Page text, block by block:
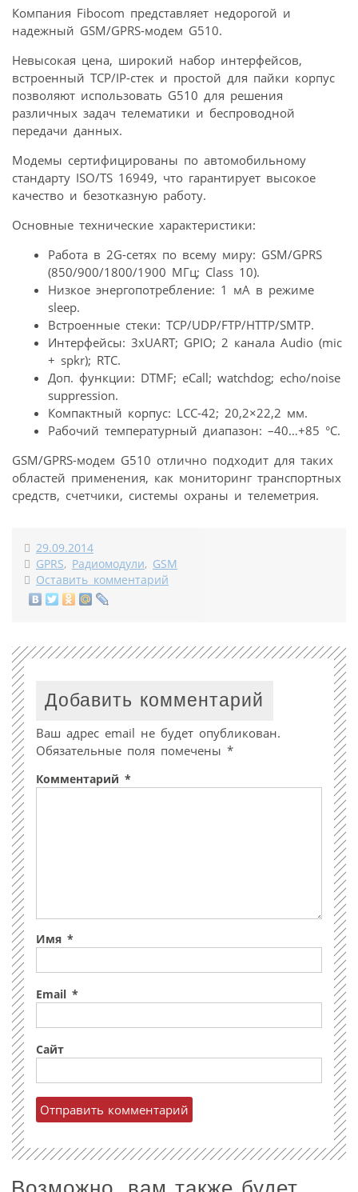
Компания Fibocom представляет недорогой и
надежный GSM/GPRS-модем G510.
Невысокая цена, широкий набор интерфейсов,
встроенный TCP/IP-стек и простой для пайки корпус
позволяют использовать G510 для решения
различных задач телематики и беспроводной
передачи данных.
Модемы сертифицированы по автомобильному
стандарту ISO/TS 16949, что гарантирует высокое
качество и безотказную работу.
Основные технические характеристики:
Работа в 2G-сетях по всему миру: GSM/GPRS
(850/900/1800/1900 МГц; Class 10).
Низкое энергопотребление: 1 мА в режиме
sleep.
Встроенные стеки: TCP/UDP/FTP/HTTP/SMTP.
Интерфейсы: 3xUART; GPIO; 2 канала Audio (mic
+ spkr); RTC.
Доп. функции: DTMF; eCall; watchdog; echo/noise
suppression.
Компактный корпус: LCC-42; 20,2×22,2 мм.
Рабочий температурный диапазон: –40…+85 °С.
GSM/GPRS-модем G510 отлично подходит для таких
областей применения, как мониторинг транспортных
средств, счетчики, системы охраны и телеметрия.
29.09.2014
GPRS, Радиомодули, GSM
Оставить комментарий
Добавить комментарий
Ваш адрес email не будет опубликован.
Обязательные поля помечены *
Комментарий *
Имя *
Email *
Сайт